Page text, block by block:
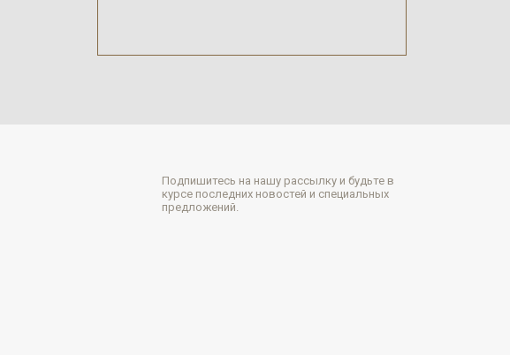
Подпишитесь на нашу рассылку и будьте в
курсе последних новостей и специальных
предложений.